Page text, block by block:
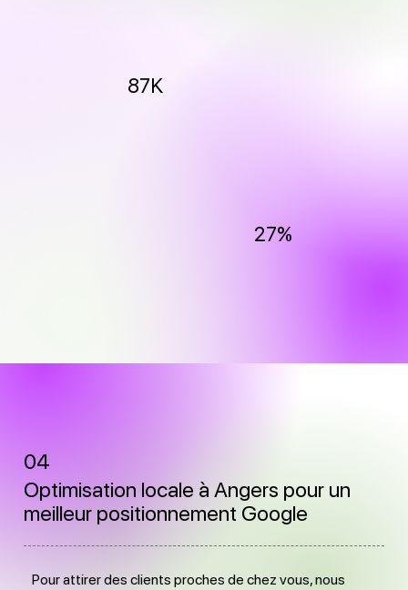
87K
27%
04
Optimisation locale à Angers pour un
meilleur positionnement Google
Pour attirer des clients proches de chez vous, nous